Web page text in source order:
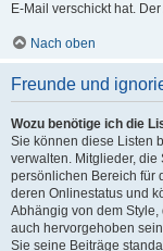
E-Mail verschickt hat.
Nach oben
Freunde und
Wozu benötige ich die
Sie können diese Listen
verwalten. Mitglieder,
persönlichen Bereich für
deren Onlinestatus und
Abhängig von dem
auch hervorgehoben
Sie seine Beiträge